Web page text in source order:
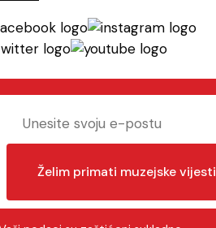
Želim primati muzejske vijesti